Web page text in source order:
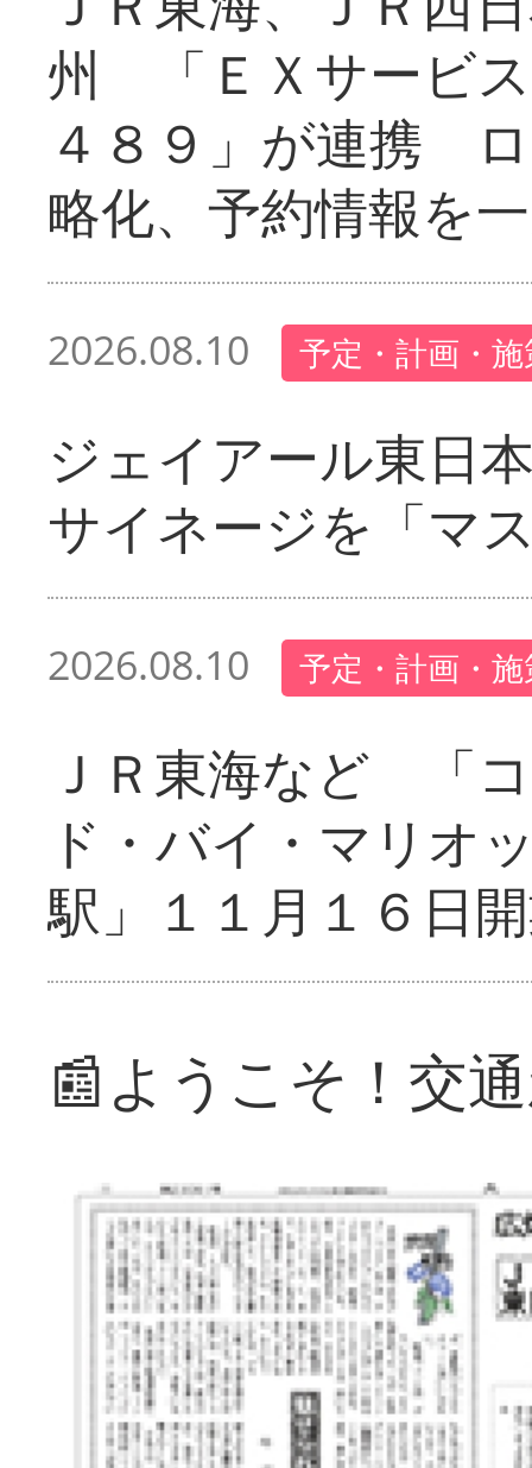
州 「ＥＸサービ
４８９」が連携
略化、予約情報を
2026.08.10 予定・計画・
ジェイアール東日
サイネージを「マ
2026.08.10 予定・計画・
ＪＲ東海など 「
ド・バイ・マリオ
駅」１１月１６日
📰ようこそ！交